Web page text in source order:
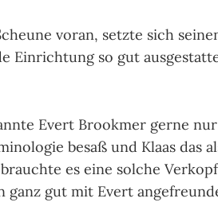
voran, setzte sich
Einrichtung so gut
Evert Brookmer gerne
besaß und Klaas das
es eine solche
ganz gut mit Evert